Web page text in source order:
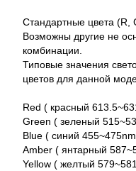
Стандартные цвета (R,
Возможны другие не
комбинации.
Типовые значения
цветов для данной
Red ( красный
Green ( зеленый
Blue ( синий
Amber ( янтарный
Yellow ( желтый